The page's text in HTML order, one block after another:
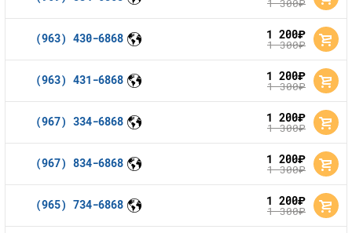
руб.
(963) 430-6868 1 200руб.
1 300руб.
(963) 431-6868 1 200руб.
1 300руб.
(967) 334-6868 1 200руб.
1 300руб.
(967) 834-6868 1 200руб.
1 300руб.
(965) 734-6868 1 200руб.
1 300руб.